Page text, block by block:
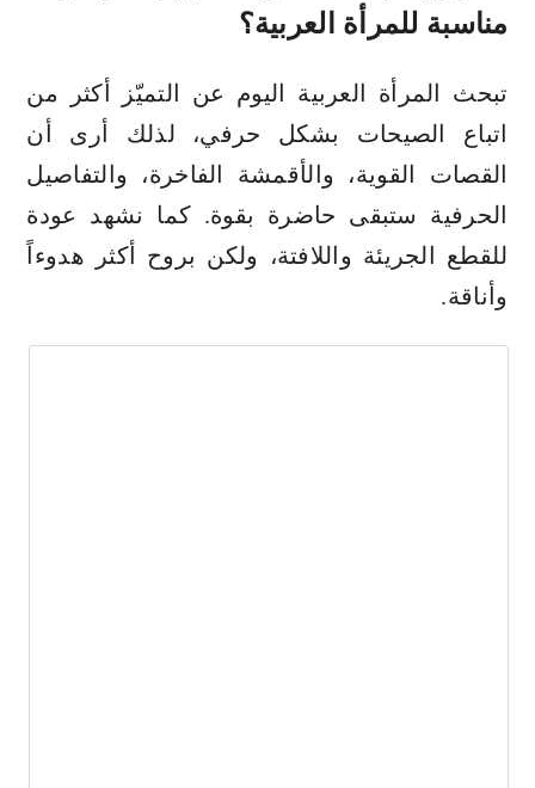
مناسبة للمرأة العربية؟
تبحث المرأة العربية اليوم عن التميّز أكثر من
اتباع الصيحات بشكل حرفي، لذلك أرى أن
القصات القوية، والأقمشة الفاخرة، والتفاصيل
الحرفية ستبقى حاضرة بقوة. كما نشهد عودة
للقطع الجريئة واللافتة، ولكن بروح أكثر هدوءاً
وأناقة.